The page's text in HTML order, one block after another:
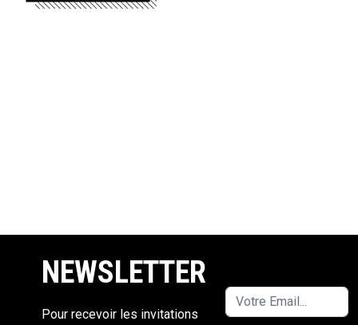
NEWSLETTER
Pour recevoir les invitations